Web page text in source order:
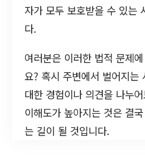
자가 모두 보호받을 수 있는
다.
여러분은 이러한 법적 문제
요? 혹시 주변에서 벌어지는
대한 경험이나 의견을 나누
이해도가 높아지는 것은 결
는 길이 될 것입니다.